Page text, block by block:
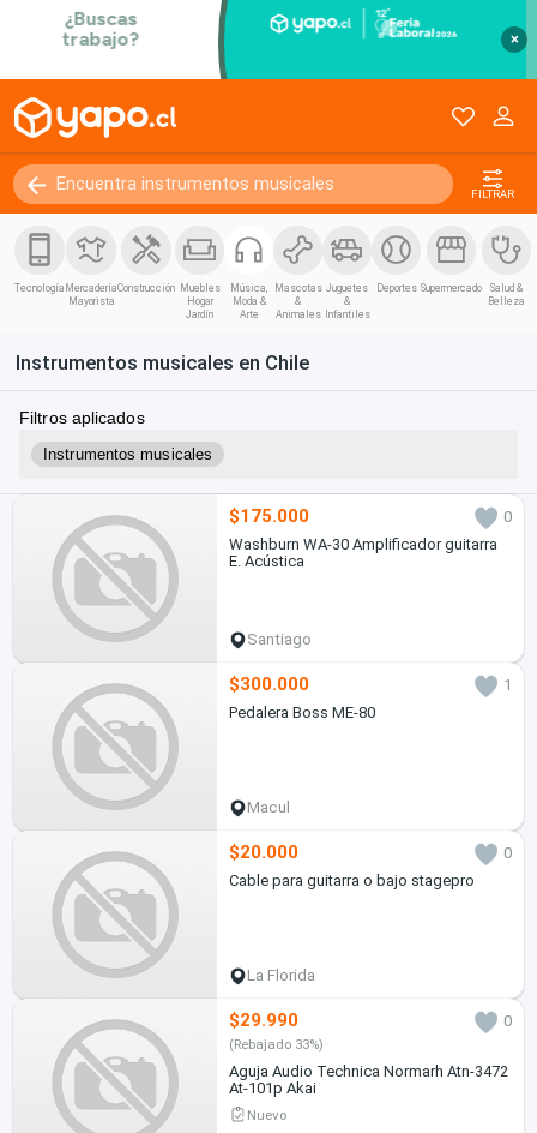
×
FILTRAR
Tecnología Mercadería
Mayorista
Construcción Muebles
Hogar
Jardín
Música,
Moda &
Arte
Mascotas
&
Animales
Juguetes
&
Infantiles
Deportes Supermercado
Salud &
Belleza
Instrumentos musicales en Chile
Filtros aplicados
Instrumentos musicales
$175.000
0
Washburn WA-30 Amplificador guitarra
E. Acústica
Santiago
$300.000
1
Pedalera Boss ME-80
Macul
$20.000
0
Cable para guitarra o bajo stagepro
La Florida
$29.990 0
(Rebajado 33%)
Aguja Audio Technica Normarh Atn-3472
At-101p Akai
Nuevo